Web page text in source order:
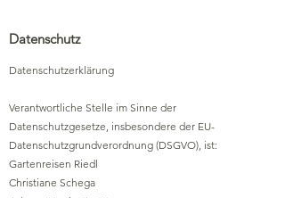
Datenschutz
Datenschutzerklärung
Verantwortliche Stelle im Sinne der
Datenschutzgesetze, insbesondere der EU-
Datenschutzgrundverordnung (DSGVO), ist:
Gartenreisen Riedl
Christiane Schega